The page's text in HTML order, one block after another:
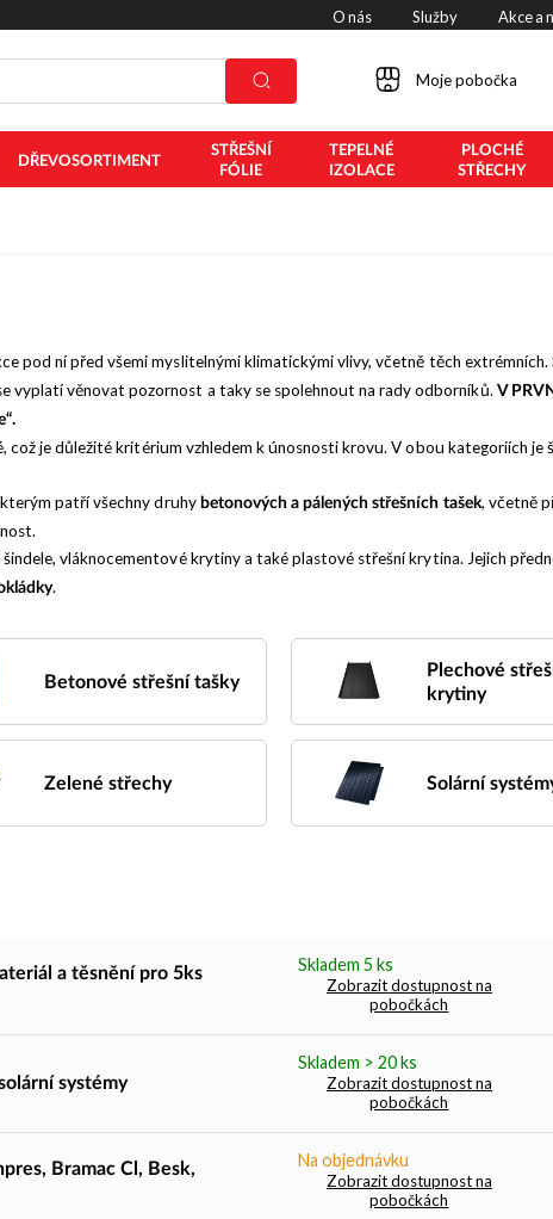
O nás Služby Akce a
Moje pobočka
DŘEVOSORTIMENT
STŘEŠNÍ
FÓLIE
TEPELNÉ
IZOLACE
PLOCHÉ
STŘECHY
pod ní před všemi myslitelnými klimatickými vlivy, včetně těch extrémních.
vyplatí věnovat pozornost a taky se spolehnout na rady odborníků. V
což je důležité kritérium vzhledem k únosnosti krovu. V obou kategoriích je
patří všechny druhy betonových a pálených střešních tašek, včetně
vláknocementové krytiny a také plastové střešní krytina. Jejich
.
Betonové střešní tašky
Plechové
krytiny
Zelené střechy Solární
a těsnění pro 5ks
Skladem 5 ks
Zobrazit dostupnost na
pobočkách
systémy
Skladem > 20 ks
Zobrazit dostupnost na
pobočkách
Bramac Cl, Besk,
Na objednávku
Zobrazit dostupnost na
pobočkách